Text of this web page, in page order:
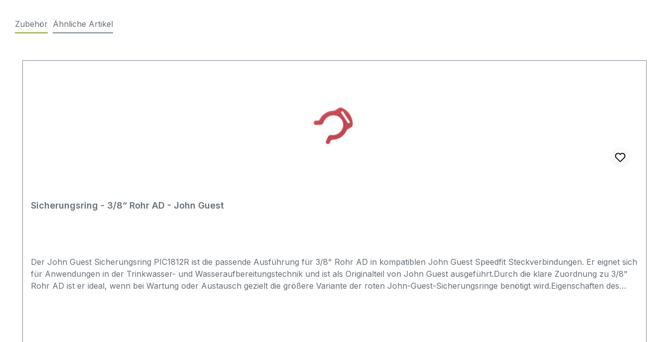
Zubehör Ähnliche Artikel
Sicherungsring - 3/8“ Rohr AD - John Guest
Der John Guest Sicherungsring PIC1812R ist die passende Ausführung für 3/8" Rohr AD in kompatiblen John Guest Speedfit Steckverbindungen. Er eignet sich
für Anwendungen in der Trinkwasser- und Wasseraufbereitungstechnik und ist als Originalteil von John Guest ausgeführt.Durch die klare Zuordnung zu 3/8"
Rohr AD ist er ideal, wenn bei Wartung oder Austausch gezielt die größere Variante der roten John-Guest-Sicherungsringe benötigt wird.Eigenschaften des